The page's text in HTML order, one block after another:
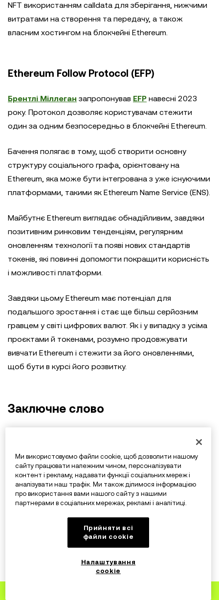
NFT використанням calldata для зберігання, нижчими
витратами на створення та передачу, а також
власним хостингом на блокчейні Ethereum.
Ethereum Follow Protocol (EFP)
Брентлі Міллеган запропонував EFP навесні 2023
року. Протокол дозволяє користувачам стежити
один за одним безпосередньо в блокчейні Ethereum.
Бачення полягає в тому, щоб створити основну
структуру соціального графа, орієнтовану на
Ethereum, яка може бути інтегрована з уже існуючими
платформами, такими як Ethereum Name Service (ENS).
Майбутнє Ethereum виглядає обнадійливим, завдяки
позитивним ринковим тенденціям, регулярним
оновленням технології та появі нових стандартів
токенів, які повинні допомогти покращити корисність
і можливості платформи.
Завдяки цьому Ethereum має потенціал для
подальшого зростання і стає ще більш серйозним
гравцем у світі цифрових валют. Як і у випадку з усіма
проєктами й токенами, розумно продовжувати
вивчати Ethereum і стежити за його оновленнями,
щоб бути в курсі його розвитку.
Заключне слово
працюють на основі Ether (ETH).
Перехід від PoW до PoS зі Злиттям демонструє
відданість Ethereum прогресу і стійкості. Це
проявляється у зростаючій сфері використання
мережі за межами транзакцій, що прокладає шлях
для подальших інновацій DeFi. Незважаючи на певні
конкуруючі протоколи, Ethereum продовжує рухатися
Ми використовуємо файли cookie, щоб дозволити нашому
сайту працювати належним чином, персоналізувати
контент і рекламу, надавати функції соціальних мереж і
аналізувати наш трафік. Ми також ділимося інформацією
про використання вами нашого сайту з нашими
партнерами в соціальних мережах, рекламі і аналітиці.
Прийняти всі
файли сookie
Налаштування
cookie